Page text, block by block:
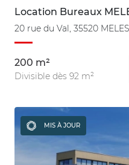
Location Bureaux
20 rue du Val, 35520
200 m²
Divisible dès 92 m²
MIS À JOUR